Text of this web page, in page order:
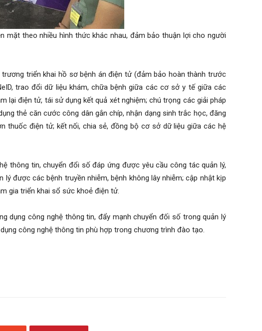
mặt theo nhiều hình thức khác nhau, đảm bảo thuận lợi cho người
triển khai hồ sơ bệnh án điện tử (đảm bảo hoàn thành trước
trao đổi dữ liệu khám, chữa bệnh giữa các cơ sở y tế giữa các
lại điện tử, tái sử dụng kết quả xét nghiệm; chú trọng các giải pháp
thẻ căn cước công dân gắn chíp, nhận dạng sinh trắc học, đăng
thuốc điện tử; kết nối, chia sẻ, đồng bộ cơ sở dữ liệu giữa các hệ
thông tin, chuyển đổi số đáp ứng được yêu cầu công tác quản lý,
được các bệnh truyền nhiễm, bệnh không lây nhiễm; cập nhật kịp
gia triển khai sổ sức khoẻ điện tử.
dụng công nghệ thông tin, đẩy mạnh chuyển đối số trong quản lý
công nghệ thông tin phù hợp trong chương trình đào tạo.